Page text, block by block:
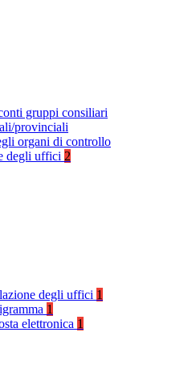
gruppi consiliari
provinciali
organi di controllo
degli uffici 2
degli uffici 1
1
elettronica 1